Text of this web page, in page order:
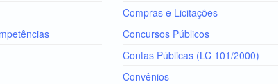
Compras e Licitações
Concursos Públicos
Contas Públicas (LC 101/2000)
Convênios